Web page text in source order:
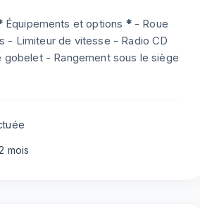
Équipements et options *- Roue
- Limiteur de vitesse - Radio CD
- Rangement sous le siège
mois